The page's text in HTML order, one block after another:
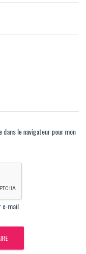
le navigateur pour mon
mail.